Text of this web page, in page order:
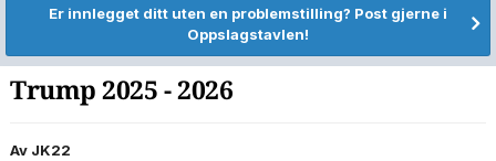
Er innlegget ditt uten en problemstilling? Post gjerne i
Oppslagstavlen!
Trump 2025 - 2026
Av JK22